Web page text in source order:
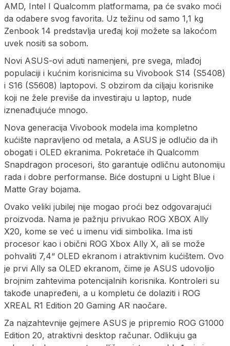
AMD, Intel I Qualcomm platformama, pa će svako moći
da odabere svog favorita. Uz težinu od samo 1,1 kg
Zenbook 14 predstavlja uređaj koji možete sa lakoćom
uvek nositi sa sobom.
Novi ASUS-ovi aduti namenjeni, pre svega, mlađoj
populaciji i kućnim korisnicima su Vivobook S14 (S5408)
i S16 (S5608) laptopovi. S obzirom da ciljaju korisnike
koji ne žele previše da investiraju u laptop, nude
iznenađujuće mnogo.
Nova generacija Vivobook modela ima kompletno
kućište napravljeno od metala, a ASUS je odlučio da ih
obogati i OLED ekranima. Pokretaće ih Qualcomm
Snapdragon procesori, što garantuje odličnu autonomiju
rada i dobre performanse. Biće dostupni u Light Blue i
Matte Gray bojama.
Ovako veliki jubilej nije mogao proći bez odgovarajući
proizvoda. Nama je pažnju privukao ROG XBOX Ally
X20, kome se već u imenu vidi simbolika. Ima isti
procesor kao i obični ROG Xbox Ally X, ali se može
pohvaliti 7,4“ OLED ekranom i atraktivnim kućištem. Ovo
je prvi Ally sa OLED ekranom, čime je ASUS udovoljio
brojnim zahtevima potencijalnih korisnika. Kontroleri su
takođe unapređeni, a u kompletu će dolaziti i ROG
XREAL R1 Edition 20 Gaming AR naočare.
Za najzahtevnije gejmere ASUS je pripremio ROG G1000
Edition 20, atraktivni desktop računar. Odlikuju ga